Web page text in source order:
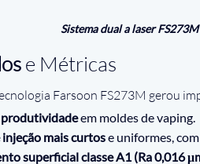
Sistema dual a laser
e Métricas
Farsoon FS273M gerou
produtividade em moldes de vaping.
mais curtos e uniformes,
superficial classe A1 (Ra 0,016